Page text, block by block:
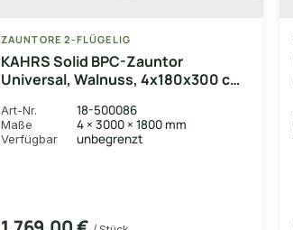
ZAUNTORE 2-FLÜGELIG
KAHRS Solid BPC-Zauntor
Universal, Walnuss, 4x180x300 cm,
Art-Nr. 18-500086
Maße 4 × 3000 × 1800 mm
Verfügbar unbegrenzt